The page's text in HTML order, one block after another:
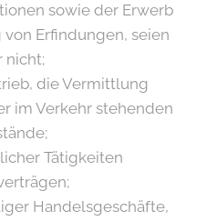
sowie der Erwerb
Erfindungen, seien
nicht;
die Vermittlung
im Verkehr stehenden
Tätigkeiten
Handelsgeschäfte,